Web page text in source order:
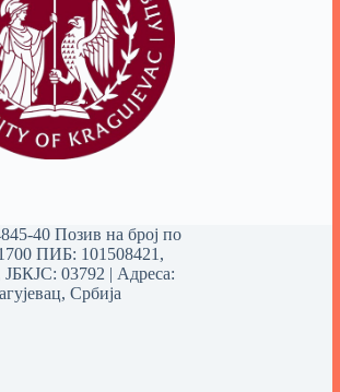
40 Позив на број по
ПИБ: 101508421,
03792 | Aдреса:
Србија